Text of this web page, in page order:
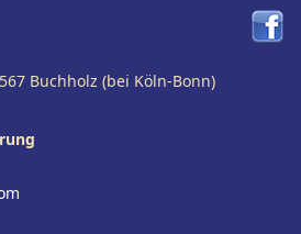
Buchholz (bei Köln-Bonn)